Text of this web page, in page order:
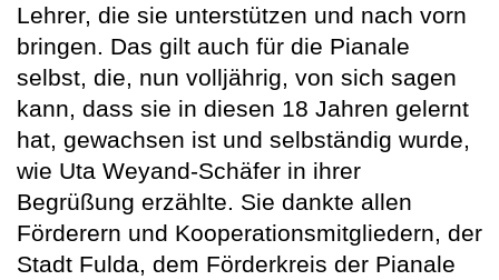
Lehrer, die sie unterstützen und nach vorn
bringen. Das gilt auch für die Pianale
selbst, die, nun volljährig, von sich sagen
kann, dass sie in diesen 18 Jahren gelernt
hat, gewachsen ist und selbständig wurde,
wie Uta Weyand-Schäfer in ihrer
Begrüßung erzählte. Sie dankte allen
Förderern und Kooperationsmitgliedern, der
Stadt Fulda, dem Förderkreis der Pianale